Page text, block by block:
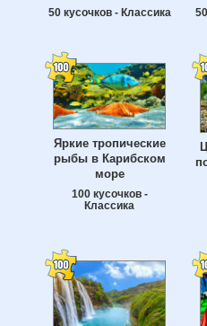
50 кусочков - Классика
Яркие тропические
рыбы в Карибском
море
100 кусочков -
Классика